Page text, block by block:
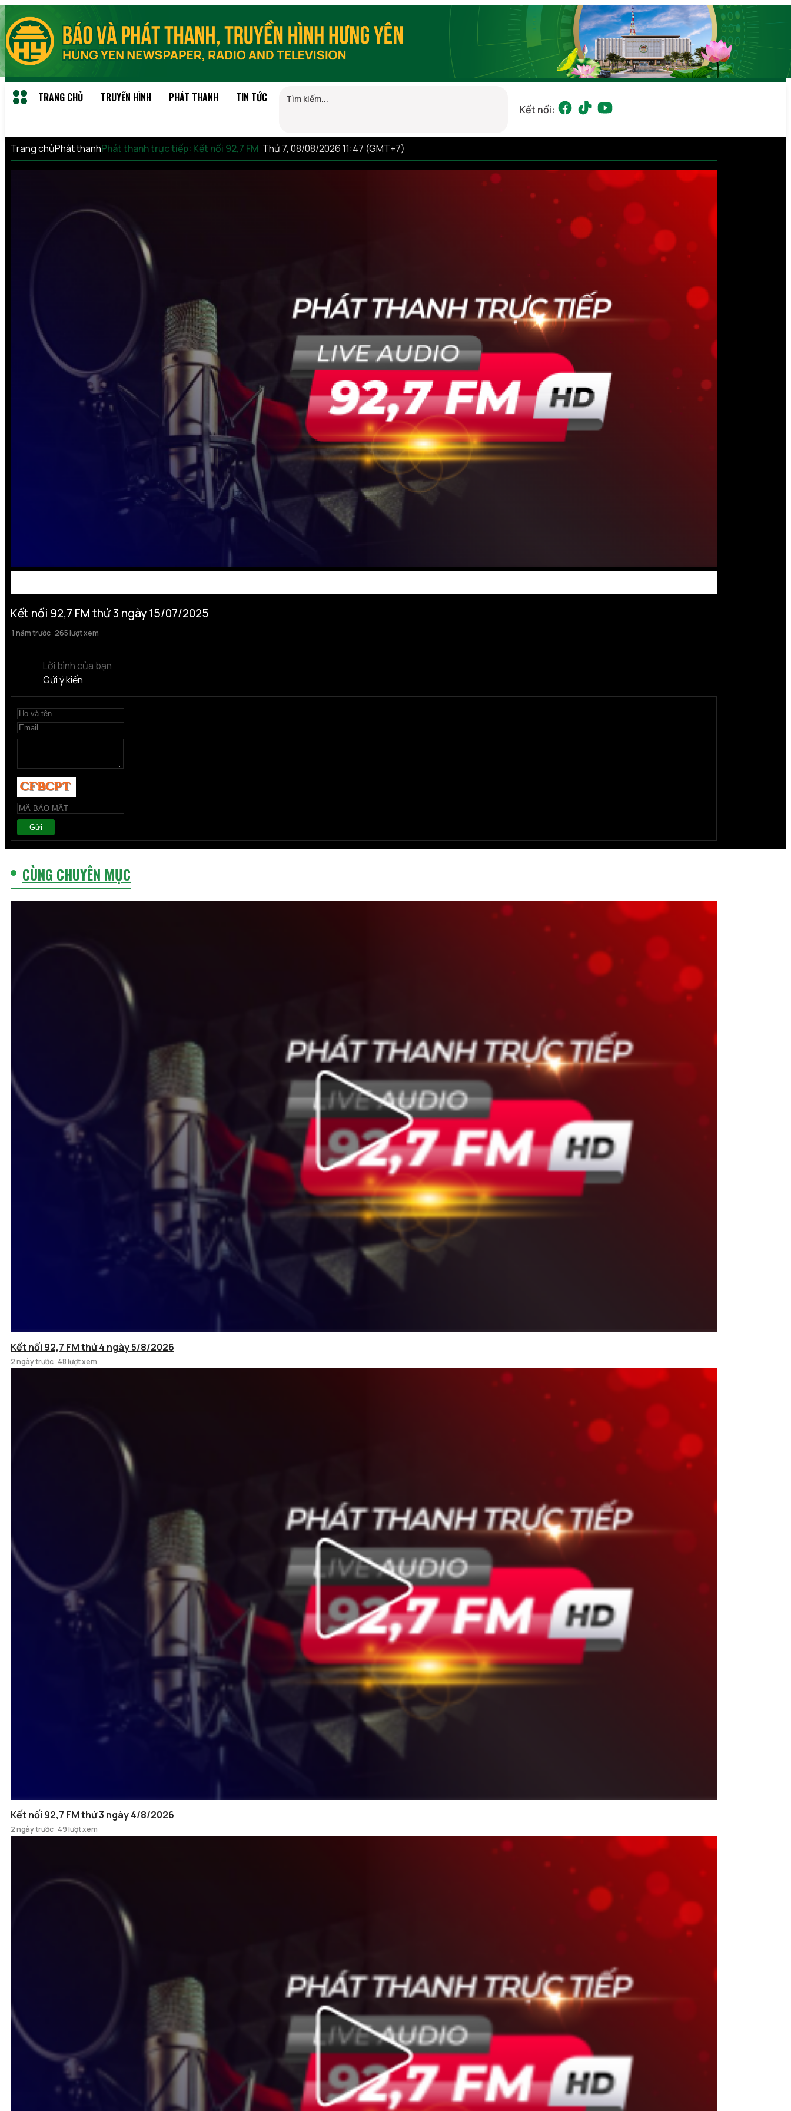
TRANG CHỦ TRUYỀN HÌNH PHÁT THANH TIN TỨC
Kết nối:
Trang chủPhát thanhPhát thanh trực tiếp: Kết nối 92,7 FM Thứ 7, 08/08/2026 11:47 (GMT+7)
Kết nối 92,7 FM thứ 3 ngày 15/07/2025
1 năm trước 265 lượt xem
Lời bình của bạn
Gửi ý kiến
Gửi
CÙNG CHUYÊN MỤC
Kết nối 92,7 FM thứ 4 ngày 5/8/2026
2 ngày trước 48 lượt xem
Kết nối 92,7 FM thứ 3 ngày 4/8/2026
2 ngày trước 49 lượt xem